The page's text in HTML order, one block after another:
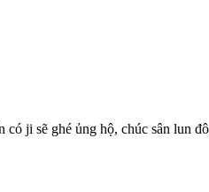
có ji sẽ ghé ủng hộ, chúc sân lun